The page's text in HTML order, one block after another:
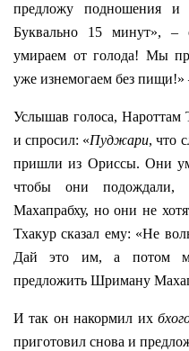
предложу подношения и
Буквально 15 минут»,
умираем от голода! Мы
уже изнемогаем без пищи!»
Услышав голоса, Нароттам
и спросил: «Пуджари, что
пришли из Ориссы. Они
чтобы они
Махапрабху, но они не
Тхакур сказал ему: «Не
Дай это им, а потом
предложить Шриману
И так он накормил их
приготовил снова и